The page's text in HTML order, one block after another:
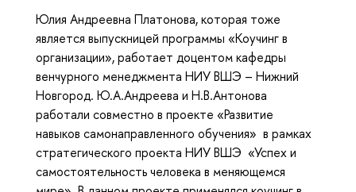
Юлия Андреевна Платонова, которая тоже
является выпускницей программы «Коучинг в
организации», работает доцентом кафедры
венчурного менеджмента НИУ ВШЭ – Нижний
Новгород. Ю.А.Андреева и Н.В.Антонова
работали совместно в проекте «Развитие
навыков самонаправленного обучения» в рамках
стратегического проекта НИУ ВШЭ «Успех и
самостоятельность человека в меняющемся